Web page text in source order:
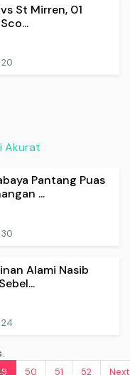
St Mirren, 01
20
Akurat
Pantang Puas
...
30
Alami Nasib
24
50 51 52 Next